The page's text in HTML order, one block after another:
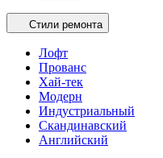
Стили ремонта
Лофт
Прованс
Хай-тек
Модерн
Индустриальный
Скандинавский
Английский